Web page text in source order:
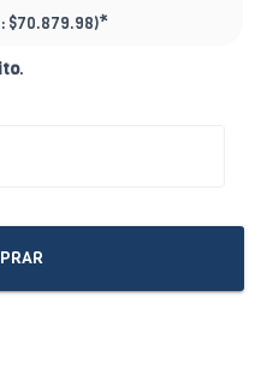
$70.879.98)*
.